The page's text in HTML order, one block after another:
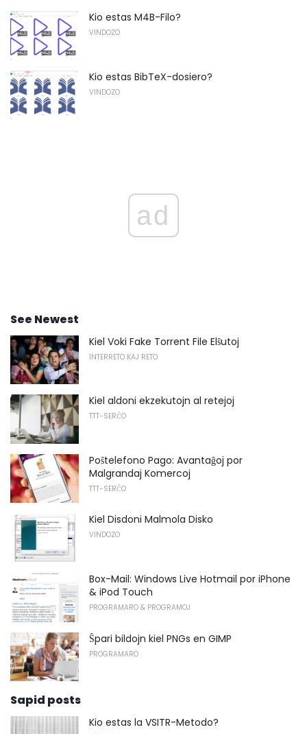
Kio estas M4B-Filo?
VINDOZO
Kio estas BibTeX-dosiero?
VINDOZO
ad
See Newest
Kiel Voki Fake Torrent File Elŝutoj
INTERRETO KAJ RETO
Kiel aldoni ekzekutojn al retejoj
TTT-SERĈO
Poŝtelefono Pago: Avantaĝoj por
Malgrandaj Komercoj
TTT-SERĈO
Kiel Disdoni Malmola Disko
VINDOZO
Box-Mail: Windows Live Hotmail por iPhone
& iPod Touch
PROGRAMARO & PROGRAMOJ
Ŝpari bildojn kiel PNGs en GIMP
PROGRAMARO
Sapid posts
Kio estas la VSITR-Metodo?